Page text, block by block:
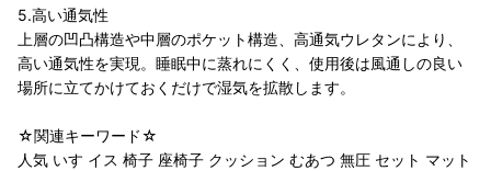
5.高い通気性
上層の凹凸構造や中層のポケット構造、高通気ウレタンにより、
高い通気性を実現。睡眠中に蒸れにくく、使用後は風通しの良い
場所に立てかけておくだけで湿気を拡散します。
☆関連キーワード☆
人気 いす イス 椅子 座椅子 クッション むあつ 無圧 セット マット